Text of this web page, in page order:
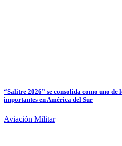
“Salitre 2026” se consolida como uno
importantes en América del Sur
Aviación Militar